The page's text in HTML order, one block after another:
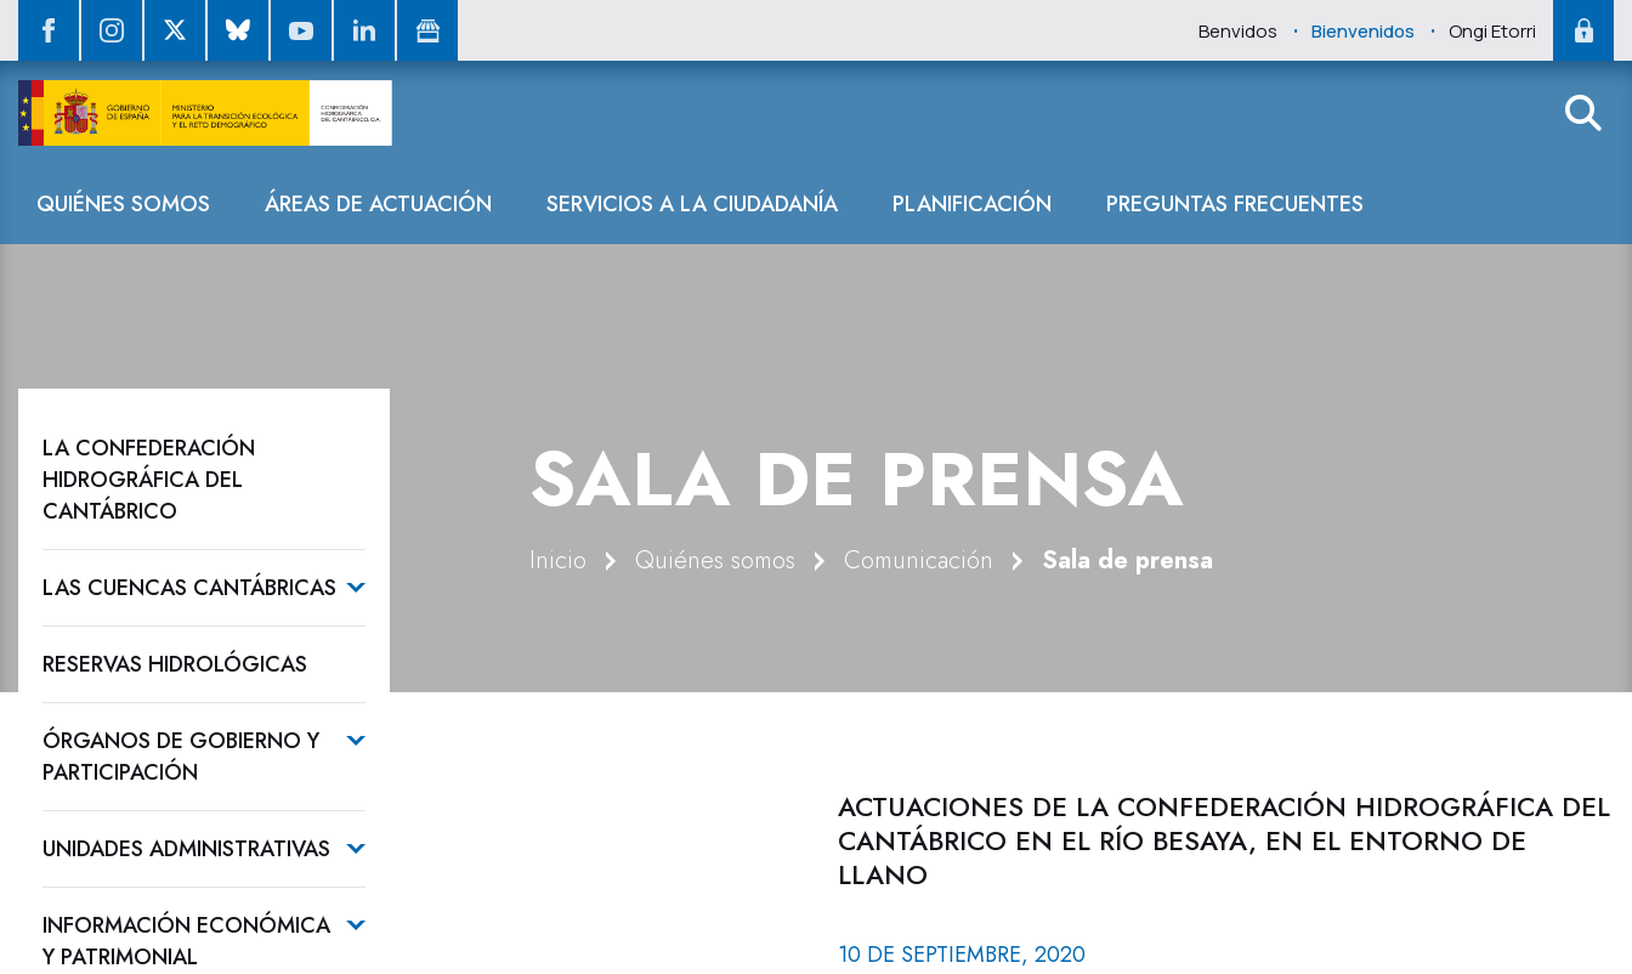
Benvidos . Bienvenidos . Ongi Etorri
Navegación
QUIÉNES SOMOS ÁREAS DE ACTUACIÓN SERVICIOS A LA CIUDADANÍA PLANIFICACIÓN PREGUNTAS FRECUENTES
Sala de prensa
SALA DE PRENSA
Inicio Quiénes somos Comunicación Sala de prensa
LA CONFEDERACIÓN
HIDROGRÁFICA DEL
CANTÁBRICO
LAS CUENCAS CANTÁBRICAS
RESERVAS HIDROLÓGICAS
ÓRGANOS DE GOBIERNO Y
PARTICIPACIÓN
UNIDADES ADMINISTRATIVAS
INFORMACIÓN ECONÓMICA
Y PATRIMONIAL
ACTUACIONES DE LA CONFEDERACIÓN HIDROGRÁFICA DEL
CANTÁBRICO EN EL RÍO BESAYA, EN EL ENTORNO DE
LLANO
10 DE SEPTIEMBRE, 2020